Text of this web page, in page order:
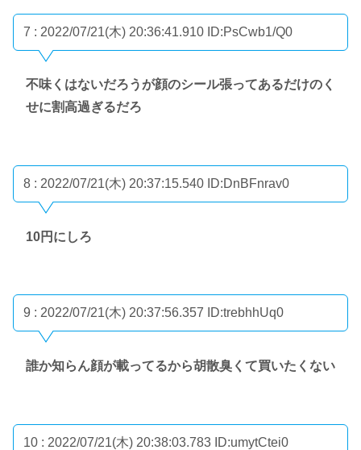
7 : 2022/07/21(木) 20:36:41.910 ID:PsCwb1/Q0
不味くはないだろうが顔のシール張ってあるだけのく
せに割高過ぎるだろ
8 : 2022/07/21(木) 20:37:15.540 ID:DnBFnrav0
10円にしろ
9 : 2022/07/21(木) 20:37:56.357 ID:trebhhUq0
誰か知らん顔が載ってるから胡散臭くて買いたくない
10 : 2022/07/21(木) 20:38:03.783 ID:umytCtei0